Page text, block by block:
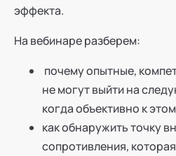
эффекта.
На вебинаре разберем:
почему опытные,
не могут выйти на
когда объективно к
как обнаружить точку
сопротивления,